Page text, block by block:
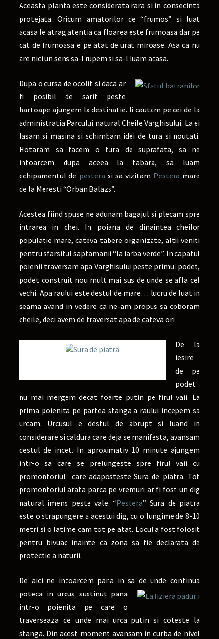
Aceasta planta este considerata rara si in consecinta
protejata. Oricum amatorilor de “frumos” si luat
acasa le atrag atentia ca floarea este frumoasa dar pe
cat de frumoasa e pe atat de urat miroase. Asa ca nu
are nici un sens sa-l rupem si sa-l luam acasa.
Dupa o cursa de ocolit si daca ar
fi posibil de sarit peste
hartoape ajungem la destinatie. Ii cautam pe cei de la
administratia Parcului natural Cheile Varghisului. La ei
lasam si masina si schimbam idei de tura si noutati.
Hotaram sa facem o tura de suprafata, sa ne
intoarcem dupa aceea la tabara, sa luam
echipamentul de pestera si sa vizitam Pestera mare
de la Meresti “Orban Balazs”.
Acestea fiind spuse ne adunam bagajul si plecam spre
intrarea in chei. In poiana de dinaintea cheilor
populatie mare, cateva tabere organizate, altii veniti
pentru sfarsitul saptamanii “la iarba verde”. In capatul
poienii traversam apa Varghisului peste primul podet,
podet construit nou mult mai sus de unde se afla cel
vechi. Apa raului este destul de mare… lucru de luat in
seama avand in vedere ca ne-am propus sa coboram
cheile, deci avem de traversat apa de cateva ori.
De la
iesire
de pe
podet
nu mai mergem decat foarte putin pe firul vaii. La
prima poienita pe partea stanga a raului incepem sa
urcam. Urcusul e destul de abrupt si luand in
considerare si caldura care deja se manifesta, avansam
destul de incet. In aproximativ 10 minute ajungem
intr-o sa care se prelungeste spre firul vaii cu
promontoriul care adaposteste Sura de piatra. Tot
promontoriul arata parca pe vremuri ar fi fost un dig
natural imens peste vale. “Pestera” Sura de piatra
este o strapungere a acestui dig, cu o lungime de 8-10
metri si o latime cam tot pe atat. Locul a fost folosit
pentru bivuac inainte ca zona sa fie declarata de
protectie a naturii.
De aici ne intoarcem pana in sa de unde continua
poteca in urcus sustinut pana
intr-o poienita pe care o
traverseaza de unde mai urca putin si coteste la
stanga. Din acest moment avansam in curba de nivel